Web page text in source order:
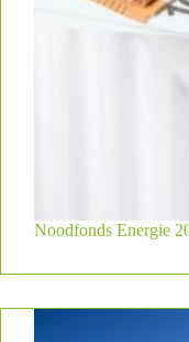
Noodfonds Energie